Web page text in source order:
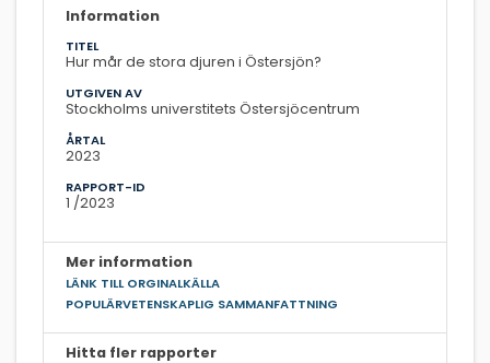
Information
TITEL
Hur mår de stora djuren i Östersjön?
UTGIVEN AV
Stockholms universtitets Östersjöcentrum
ÅRTAL
2023
RAPPORT-ID
1 /2023
Mer information
LÄNK TILL ORGINALKÄLLA
POPULÄRVETENSKAPLIG SAMMANFATTNING
Hitta fler rapporter